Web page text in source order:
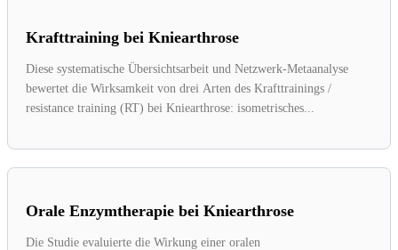
Krafttraining bei Kniearthrose
Diese systematische Übersichtsarbeit und Netzwerk-Metaanalyse
bewertet die Wirksamkeit von drei Arten des Krafttrainings /
resistance training (RT) bei Kniearthrose: isometrisches...
Orale Enzymtherapie bei Kniearthrose
Die Studie evaluierte die Wirkung einer oralen